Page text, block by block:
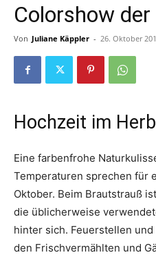
Colorshow
Von Juliane Käppler - 26. Oktober
Hochzeit im
Eine farbenfrohe
Temperaturen sprechen für
Oktober. Beim Brautstrauß
die üblicherweise
hinter sich. Feuerstellen
den Frischvermählten und